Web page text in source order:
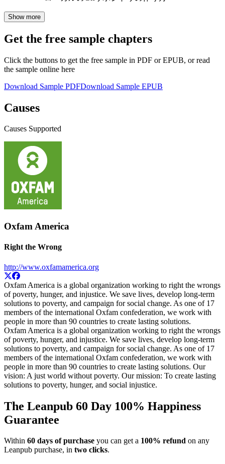
Show more
Get the free sample chapters
Click the buttons to get the free sample in PDF or EPUB, or read
the sample online here
Download Sample PDFDownload Sample EPUB
Causes
Causes Supported
Oxfam America
Right the Wrong
http://www.oxfamamerica.org
Oxfam America is a global organization working to right the wrongs
of poverty, hunger, and injustice. We save lives, develop long-term
solutions to poverty, and campaign for social change. As one of 17
members of the international Oxfam confederation, we work with
people in more than 90 countries to create lasting solutions.
Oxfam America is a global organization working to right the wrongs
of poverty, hunger, and injustice. We save lives, develop long-term
solutions to poverty, and campaign for social change. As one of 17
members of the international Oxfam confederation, we work with
people in more than 90 countries to create lasting solutions. Our
vision: A just world without poverty. Our mission: To create lasting
solutions to poverty, hunger, and social injustice.
The Leanpub 60 Day 100% Happiness
Guarantee
Within 60 days of purchase you can get a 100% refund on any
Leanpub purchase, in two clicks.